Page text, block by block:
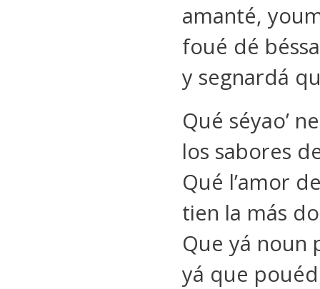
amanté,
foué dé
y segnardá
Qué séyao’
los sabores
Qué l’amor
tien la más
Que yá noun
yá que